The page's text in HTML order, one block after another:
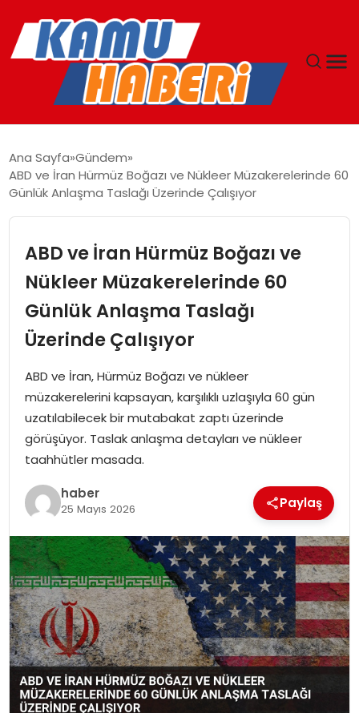
YAŞAM
EKONOMI
TEKNOLOJI
EĞITIM
Ana Sayfa Gündem
ABD ve İran Hürmüz Boğazı ve Nükleer Müzakerelerinde 60
Günlük Anlaşma Taslağı Üzerinde Çalışıyor
ABD ve İran Hürmüz Boğazı ve
Nükleer Müzakerelerinde 60
Günlük Anlaşma Taslağı
Üzerinde Çalışıyor
ABD ve İran, Hürmüz Boğazı ve nükleer
müzakerelerini kapsayan, karşılıklı uzlaşıyla 60 gün
uzatılabilecek bir mutabakat zaptı üzerinde
görüşüyor. Taslak anlaşma detayları ve nükleer
taahhütler masada.
haber
25 Mayıs 2026 Paylaş